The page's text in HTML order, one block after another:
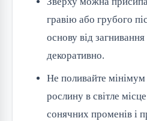
гравію або грубого
основу від загнивання
декоративно.
Не поливайте
рослину в світле
сонячних променів і